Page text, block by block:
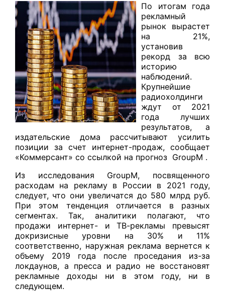
По итогам года
рекламный
рынок вырастет
на 21%,
установив
рекорд за всю
историю
наблюдений.
Крупнейшие
радиохолдинги
ждут от 2021
года лучших
результатов, а
издательские дома рассчитывают усилить
позиции за счет интернет-продаж, сообщает
«Коммерсант» со ссылкой на прогноз GroupM .
Из исследования GroupM, посвященного
расходам на рекламу в России в 2021 году,
следует, что они увеличатся до 580 млрд руб.
При этом тенденция отличается в разных
сегментах. Так, аналитики полагают, что
продажи интернет- и ТВ-рекламы превысят
докризисные уровни на 30% и 11%
соответственно, наружная реклама вернется к
объему 2019 года после проседания из-за
локдаунов, а пресса и радио не восстановят
рекламные доходы ни в этом году, ни в
следующем.